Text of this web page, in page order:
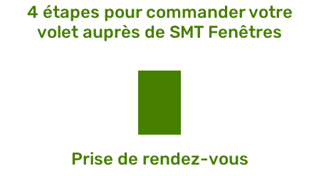
4 étapes pour commander votre
volet auprès de SMT Fenêtres
Prise de rendez-vous